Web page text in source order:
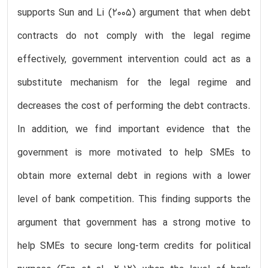
supports Sun and Li (2005) argument that when debt
contracts do not comply with the legal regime
effectively, government intervention could act as a
substitute mechanism for the legal regime and
decreases the cost of performing the debt contracts.
In addition, we find important evidence that the
government is more motivated to help SMEs to
obtain more external debt in regions with a lower
level of bank competition. This finding supports the
argument that government has a strong motive to
help SMEs to secure long-term credits for political